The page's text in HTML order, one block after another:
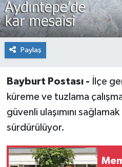
Paylaş
Bayburt Postası - İlçe
küreme ve tuzlama
güvenli ulaşımını sağlamak
sürdürülüyor.